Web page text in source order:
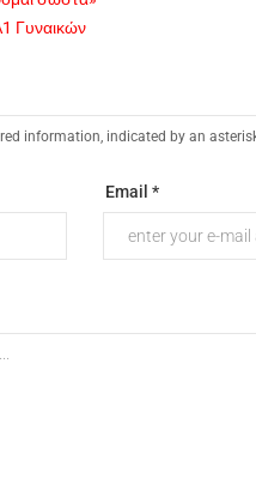
Γυναικών
information, indicated by an
Email *